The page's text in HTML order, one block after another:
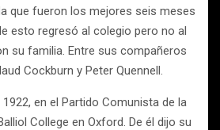
que fueron los mejores seis meses
esto regresó al colegio pero no al
su familia. Entre sus compañeros
Cockburn y Peter Quennell.
en el Partido Comunista de la
College en Oxford. De él dijo su